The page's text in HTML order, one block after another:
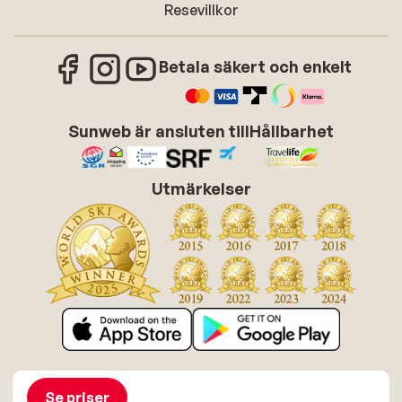
Se priser
Resevillkor
Betala säkert och enkelt
Sunweb är ansluten tillHållbarhet
Utmärkelser
Om SunwebJobba hos Sunweb